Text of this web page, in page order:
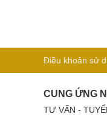
Điều khoản sử
CUNG ỨNG
TƯ VẤN -